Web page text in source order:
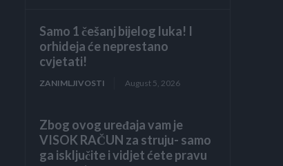
Samo 1 češanj bijelog luka! I
orhideja će neprestano
cvjetati!
ZANIMLJIVOSTI August 5, 2026
Zbog ovog uređaja vam je
VISOK RAČUN za struju- samo
ga isključite i vidjet ćete pravu